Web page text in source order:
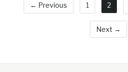
← Previous 1 2
Next →